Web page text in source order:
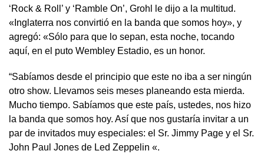
‘Rock & Roll’ y ‘Ramble On’, Grohl le dijo a la multitud.
«Inglaterra nos convirtió en la banda que somos hoy», y
agregó: «Sólo para que lo sepan, esta noche, tocando
aquí, en el puto Wembley Estadio, es un honor.
“Sabíamos desde el principio que este no iba a ser ningún
otro show. Llevamos seis meses planeando esta mierda.
Mucho tiempo. Sabíamos que este país, ustedes, nos hizo
la banda que somos hoy. Así que nos gustaría invitar a un
par de invitados muy especiales: el Sr. Jimmy Page y el Sr.
John Paul Jones de Led Zeppelin «.